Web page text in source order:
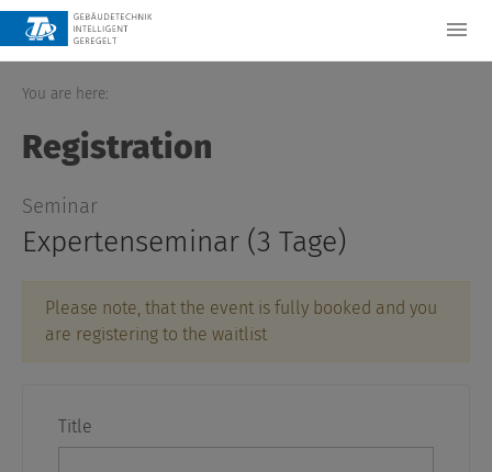
You are here:
Registration
Seminar
Expertenseminar (3 Tage)
Please note, that the event is fully booked and you
are registering to the waitlist
Title